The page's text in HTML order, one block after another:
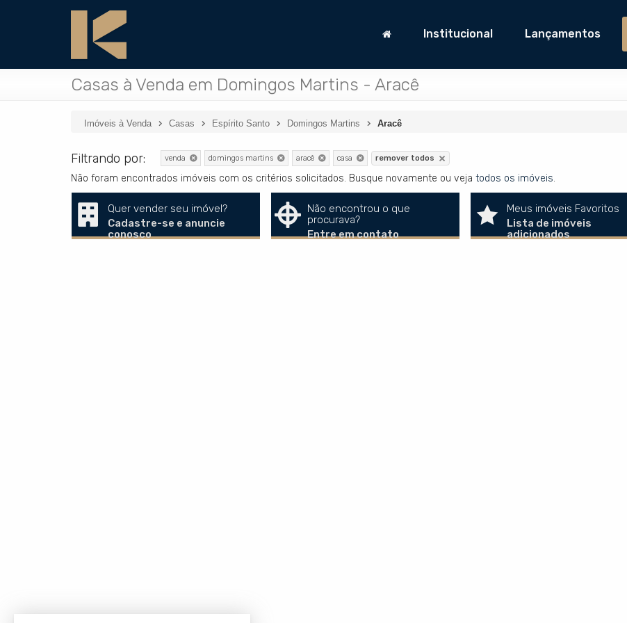
Institucional Lançamentos
Casas à Venda em Domingos Martins - Aracê
Imóveis à Venda Casas Espírito Santo Domingos Martins Aracê
Filtrando por: venda domingos martins aracê casa remover todos
Não foram encontrados imóveis com os critérios solicitados. Busque novamente ou veja todos os imóveis.
Quer vender seu imóvel?
Cadastre-se e anuncie
conosco
Não encontrou o que
procurava?
Entre em contato
Meus imóveis Favoritos
Lista de imóveis
adicionados